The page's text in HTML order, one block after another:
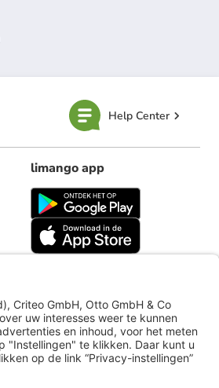
Help Center
limango app
limango.de limango.pl